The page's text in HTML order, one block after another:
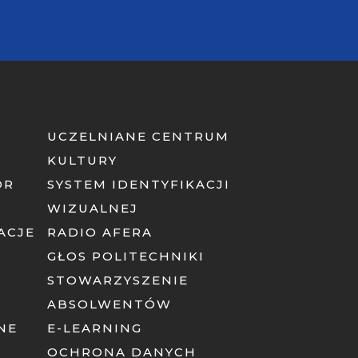
UCZELNIANE CENTRUM
KULTURY
SYSTEM IDENTYFIKACJI
WIZUALNEJ
RADIO AFERA
GŁOS POLITECHNIKI
STOWARZYSZENIE
ABSOLWENTÓW
E-LEARNING
OCHRONA DANYCH